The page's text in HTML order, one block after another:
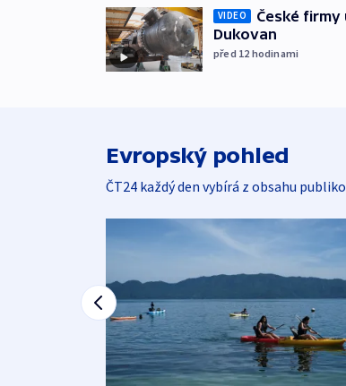
VIDEO
České
Dukovan
před 12 hodinami
Evropský pohled
ČT24 každý den vybírá z obsahu